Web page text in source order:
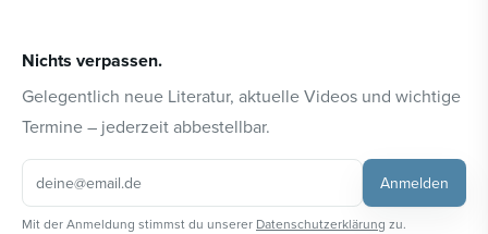
Nichts verpassen.
Gelegentlich neue Literatur, aktuelle Videos und wichtige
Termine – jederzeit abbestellbar.
Anmelden
Mit der Anmeldung stimmst du unserer Datenschutzerklärung zu.